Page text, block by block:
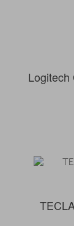
Logitech